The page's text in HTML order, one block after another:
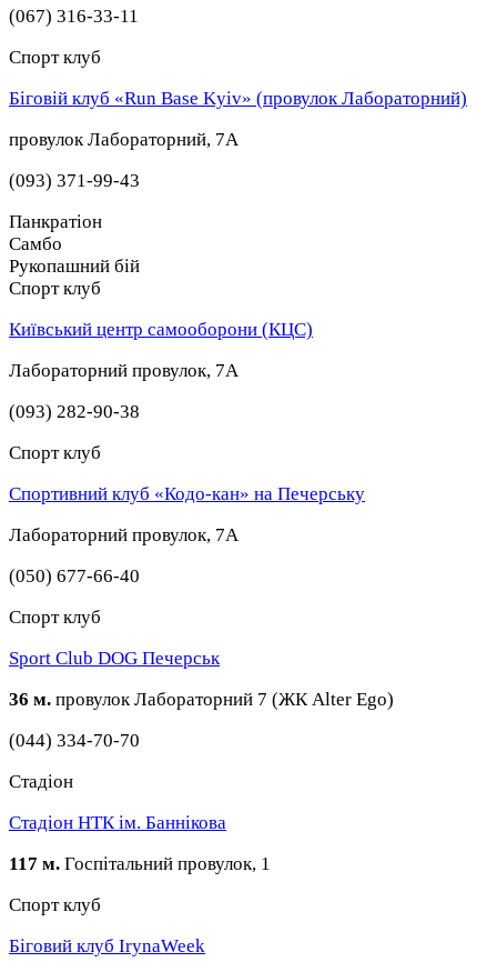
(067) 316-33-11
Спорт клуб
Біговій клуб «Run Base Kyiv» (провулок Лабораторний)
провулок Лабораторний, 7А
(093) 371-99-43
Панкратіон
Самбо
Рукопашний бій
Спорт клуб
Київський центр самооборони (КЦС)
Лабораторний провулок, 7А
(093) 282-90-38
Спорт клуб
Спортивний клуб «Кодо-кан» на Печерську
Лабораторний провулок, 7А
(050) 677-66-40
Спорт клуб
Sport Club DOG Печерськ
36 м. провулок Лабораторний 7 (ЖК Alter Ego)
(044) 334-70-70
Стадіон
Стадіон НТК ім. Баннікова
117 м. Госпітальний провулок, 1
Спорт клуб
Біговий клуб IrynaWeek